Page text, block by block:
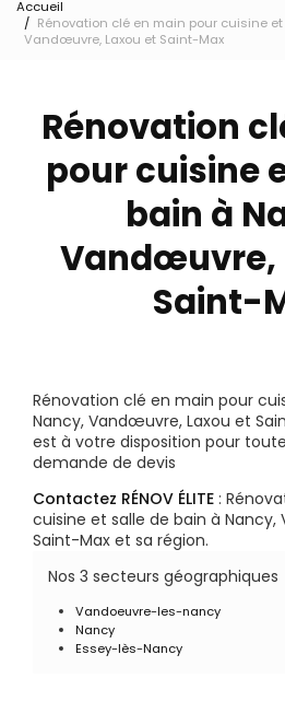
Accueil
Rénovation clé en main pour cuisine
Vandœuvre, Laxou et Saint-Max
Rénovation
pour cuisine
bain à
Vandœuvre,
Saint-
Rénovation clé en main pour
Nancy, Vandœuvre, Laxou et
est à votre disposition pour
demande de devis
Contactez RÉNOV ÉLITE :
cuisine et salle de bain à
Saint-Max et sa région.
Nos 3 secteurs géographiques
Vandoeuvre-les-nancy
Nancy
Essey-lès-Nancy